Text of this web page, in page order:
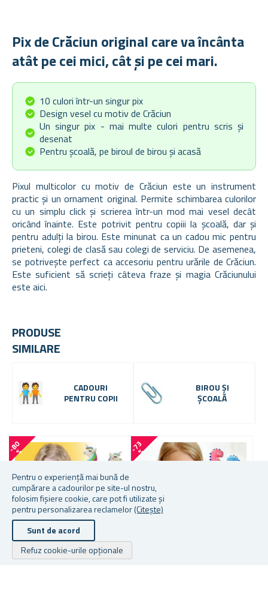
Pentru o experiență mai bună de
cumpărare a cadourilor pe site-ul nostru,
folosim fișiere cookie, care pot fi utilizate și
pentru personalizarea reclamelor(Citește)
Sunt de acord
Refuz cookie-urile opționale
Pix de Crăciun original care va încânta
atât pe cei mici, cât și pe cei mari.
10 culori într-un singur pix
Design vesel cu motiv de Crăciun
Un singur pix - mai multe culori pentru scris și
desenat
Pentru școală, pe biroul de birou și acasă
Pixul multicolor cu motiv de Crăciun este un instrument
practic și un ornament original. Permite schimbarea culorilor
cu un simplu click și scrierea într-un mod mai vesel decât
oricând înainte. Este potrivit pentru copiii la școală, dar și
pentru adulți la birou. Este minunat ca un cadou mic pentru
prieteni, colegi de clasă sau colegi de serviciu. De asemenea,
se potrivește perfect ca accesoriu pentru urările de Crăciun.
Este suficient să scrieți câteva fraze și magia Crăciunului
este aici.
PRODUSE
SIMILARE
CADOURI
PENTRU COPII
BIROU ȘI
ȘCOALĂ
-
8
0
% -
7
3
%